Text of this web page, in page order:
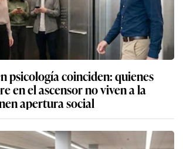
psicología coinciden: quienes
en el ascensor no viven a la
apertura social